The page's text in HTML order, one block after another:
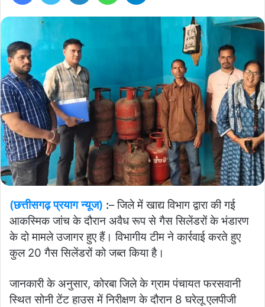
(छत्तीसगढ़ प्रयाग न्यूज) :– जिले में खाद्य विभाग द्वारा की गई
आकस्मिक जांच के दौरान अवैध रूप से गैस सिलेंडरों के भंडारण
के दो मामले उजागर हुए हैं। विभागीय टीम ने कार्रवाई करते हुए
कुल 20 गैस सिलेंडरों को जब्त किया है।
जानकारी के अनुसार, कोरबा जिले के ग्राम पंचायत फरसवानी
स्थित सोनी टेंट हाउस में निरीक्षण के दौरान 8 घरेलू एलपीजी